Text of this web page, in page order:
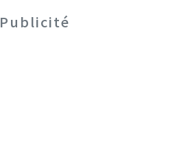
Publicité